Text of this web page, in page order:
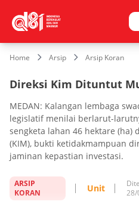
Home Arsip Arsip Koran
Direksi Kim Dituntut
MEDAN: Kalangan lembaga
legislatif menilai berlarut-
sengketa lahan 46 hektare (ha)
(KIM), bukti ketidakmampuan
jaminan kepastian investasi.
ARSIP
KORAN
Unit
28/